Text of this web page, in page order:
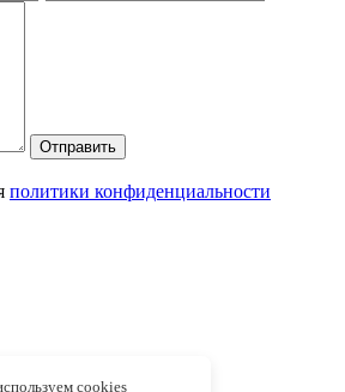
Отправить
политики конфиденциальности
cookies